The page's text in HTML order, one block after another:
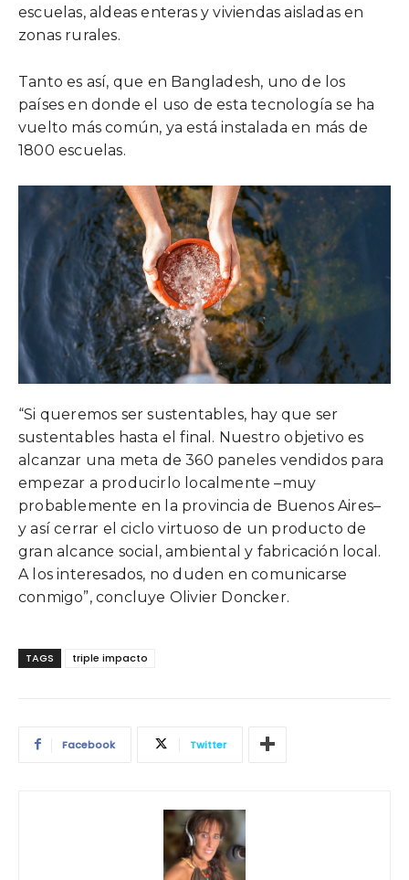
escuelas, aldeas enteras y viviendas aisladas en
zonas rurales.
Tanto es así, que en Bangladesh, uno de los
países en donde el uso de esta tecnología se ha
vuelto más común, ya está instalada en más de
1800 escuelas.
“Si queremos ser sustentables, hay que ser
sustentables hasta el final. Nuestro objetivo es
alcanzar una meta de 360 paneles vendidos para
empezar a producirlo localmente –muy
probablemente en la provincia de Buenos Aires–
y así cerrar el ciclo virtuoso de un producto de
gran alcance social, ambiental y fabricación local.
A los interesados, no duden en comunicarse
conmigo”, concluye Olivier Doncker.
TAGS triple impacto
Facebook Twitter